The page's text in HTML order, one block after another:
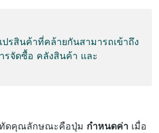
รสินค้าที่คล้ายกันสามารถเข้าถึง
รจัดซื้อ คลังสินค้า และ
ทัดคุณลักษณะคือปุ่ม กำหนดค่า เมื่อ